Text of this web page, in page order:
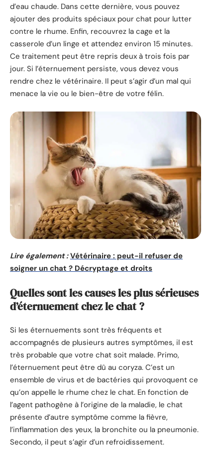
d’eau chaude. Dans cette dernière, vous pouvez
ajouter des produits spéciaux pour chat pour lutter
contre le rhume. Enfin, recouvrez la cage et la
casserole d’un linge et attendez environ 15 minutes.
Ce traitement peut être repris deux à trois fois par
jour. Si l’éternuement persiste, vous devez vous
rendre chez le vétérinaire. Il peut s’agir d’un mal qui
menace la vie ou le bien-être de votre félin.
Lire également : Vétérinaire : peut-il refuser de
soigner un chat ? Décryptage et droits
Quelles sont les causes les plus sérieuses
d’éternuement chez le chat ?
Si les éternuements sont très fréquents et
accompagnés de plusieurs autres symptômes, il est
très probable que votre chat soit malade. Primo,
l’éternuement peut être dû au coryza. C’est un
ensemble de virus et de bactéries qui provoquent ce
qu’on appelle le rhume chez le chat. En fonction de
l’agent pathogène à l’origine de la maladie, le chat
présente d’autre symptôme comme la fièvre,
l’inflammation des yeux, la bronchite ou la pneumonie.
Secondo, il peut s’agir d’un refroidissement.